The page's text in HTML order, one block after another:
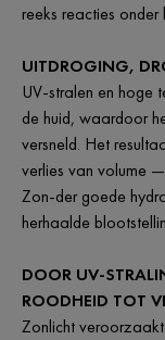
reeks reacties onder
UITDROGING,
UV-stralen en hoge
de huid, waardoor
versneld. Het
verlies van volume
Zon-der goede
herhaalde
DOOR UV-
ROODHEID TOT
Zonlicht